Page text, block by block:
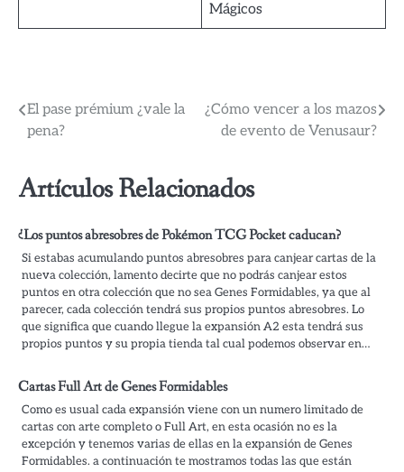
Mágicos
Navegación
de
entradas
El pase prémium ¿vale la
pena?
¿Cómo vencer a los mazos
de evento de Venusaur?
Artículos Relacionados
¿Los puntos abresobres de Pokémon TCG Pocket caducan?
Si estabas acumulando puntos abresobres para canjear cartas de la
nueva colección, lamento decirte que no podrás canjear estos
puntos en otra colección que no sea Genes Formidables, ya que al
parecer, cada colección tendrá sus propios puntos abresobres. Lo
que significa que cuando llegue la expansión A2 esta tendrá sus
propios puntos y su propia tienda tal cual podemos observar en…
Cartas Full Art de Genes Formidables
Como es usual cada expansión viene con un numero limitado de
cartas con arte completo o Full Art, en esta ocasión no es la
excepción y tenemos varias de ellas en la expansión de Genes
Formidables. a continuación te mostramos todas las que están